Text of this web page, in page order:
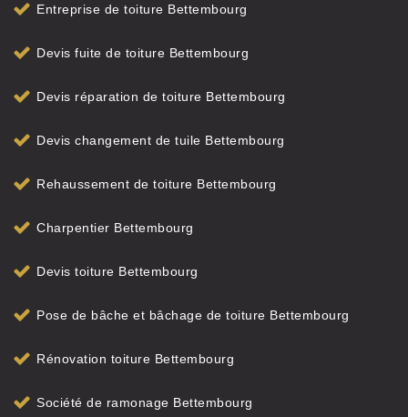
Entreprise de toiture Bettembourg
Devis fuite de toiture Bettembourg
Devis réparation de toiture Bettembourg
Devis changement de tuile Bettembourg
Rehaussement de toiture Bettembourg
Charpentier Bettembourg
Devis toiture Bettembourg
Pose de bâche et bâchage de toiture Bettembourg
Rénovation toiture Bettembourg
Société de ramonage Bettembourg